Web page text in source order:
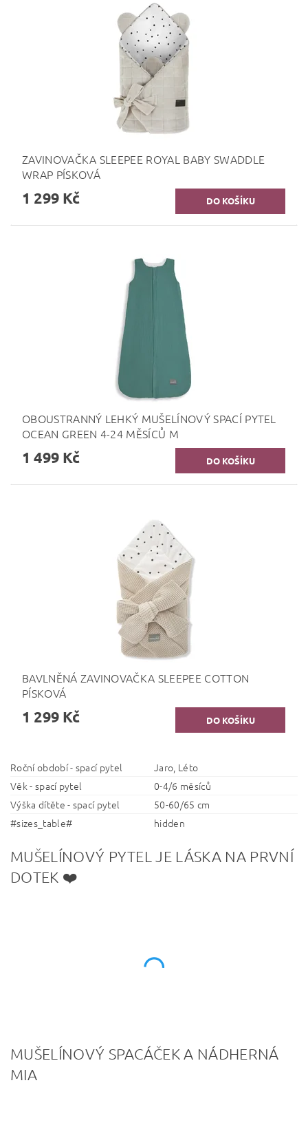
ZAVINOVAČKA SLEEPEE ROYAL BABY SWADDLE
WRAP PÍSKOVÁ
1 299 Kč
OBOUSTRANNÝ LEHKÝ MUŠELÍNOVÝ SPACÍ PYTEL
OCEAN GREEN 4-24 MĚSÍCŮ M
1 499 Kč
BAVLNĚNÁ ZAVINOVAČKA SLEEPEE COTTON
PÍSKOVÁ
1 299 Kč
Roční období - spací pytel
Jaro, Léto
Věk - spací pytel
0-4/6 měsíců
Výška dítěte - spací pytel
50-60/65 cm
#sizes_table#
hidden
MUŠELÍNOVÝ PYTEL JE LÁSKA NA PRVNÍ
DOTEK ❤️
MUŠELÍNOVÝ SPACÁČEK A NÁDHERNÁ
MIA